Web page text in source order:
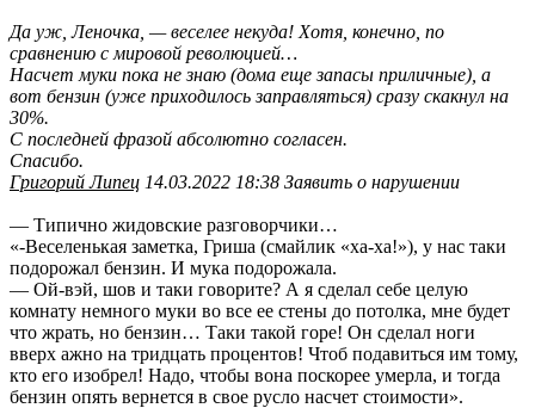
Да уж, Леночка, — веселее некуда! Хотя, конечно, по
сравнению с мировой революцией…
Насчет муки пока не знаю (дома еще запасы приличные), а
вот бензин (уже приходилось заправляться) сразу скакнул на
30%.
С последней фразой абсолютно согласен.
Спасибо.
Григорий Липец 14.03.2022 18:38 Заявить о нарушении
— Типично жидовские разговорчики…
«-Веселенькая заметка, Гриша (смайлик «ха-ха!»), у нас таки
подорожал бензин. И мука подорожала.
— Ой-вэй, шов и таки говорите? А я сделал себе целую
комнату немного муки во все ее стены до потолка, мне будет
что жрать, но бензин… Таки такой горе! Он сделал ноги
вверх ажно на тридцать процентов! Чтоб подавиться им тому,
кто его изобрел! Надо, чтобы вона поскорее умерла, и тогда
бензин опять вернется в свое русло насчет стоимости».